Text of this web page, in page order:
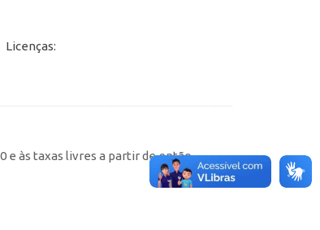
Licenças:
e às taxas livres a partir de então